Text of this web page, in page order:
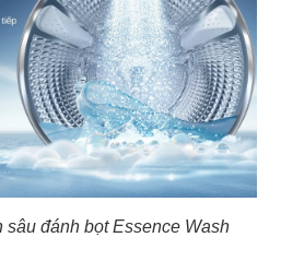
sâu đánh bọt Essence Wash